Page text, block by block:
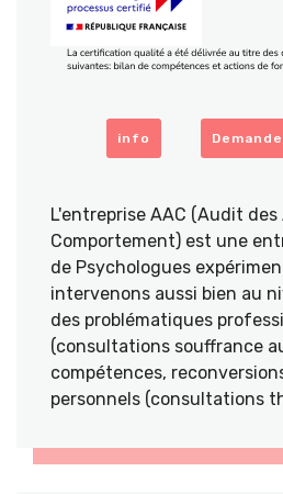
info
L'entreprise AAC (Audit
Comportement) est une
de Psychologues
intervenons aussi bien au
des problématiques
(consultations souffrance
compétences,
personnels (consultations